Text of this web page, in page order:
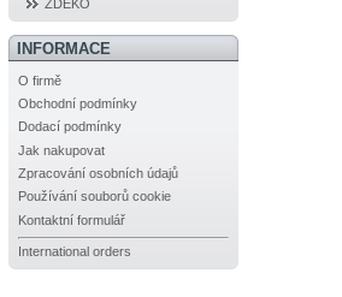
ZDEKO
INFORMACE
O firmě
Obchodní podmínky
Dodací podmínky
Jak nakupovat
Zpracování osobních údajů
Používání souborů cookie
Kontaktní formulář
International orders